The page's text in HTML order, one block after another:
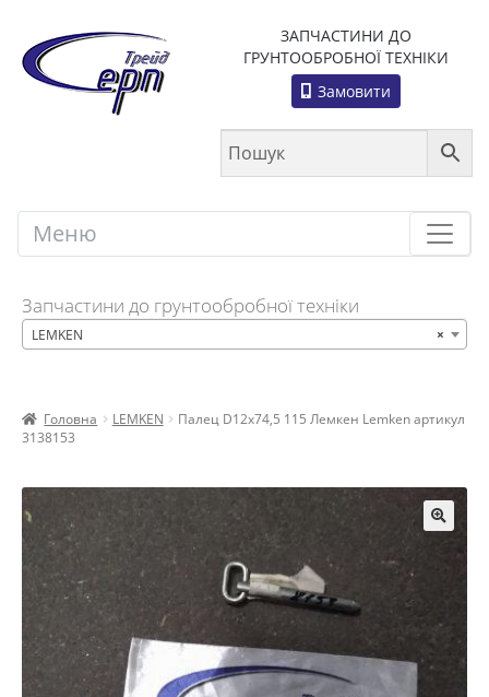
ЗАПЧАСТИНИ ДО
ГРУНТООБРОБНОЇ ТЕХНІКИ
Замовити
Меню Меню
Запчастини до грунтообробної техніки
×
LEMKEN
Головна LEMKEN
Палец D12x74,5 115 Лемкен Lemken артикул
3138153